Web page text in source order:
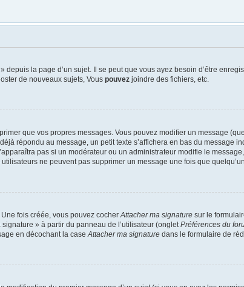
la page d’un sujet. Il se peut que vous ayez besoin d’être
de nouveaux sujets, Vous pouvez joindre des fichiers, etc.
que vos propres messages. Vous pouvez modifier un message
répondu au message, un petit texte s’affichera en bas du message
pas si un modérateur ou un administrateur modifie le
ne peuvent pas supprimer un message une fois que
fois créée, vous pouvez cocherAttacher ma signature sur le
» à partir du panneau de l’utilisateur (ongletPréférences du
en décochant la caseAttacher ma signature dans le formulaire de